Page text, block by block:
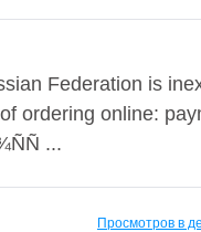
Federation is
ordering online:
...
Просмотров в